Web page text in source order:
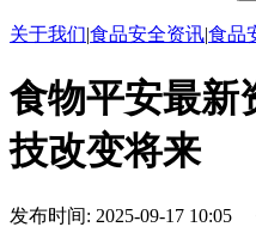
关于我们|食品安全资讯|食品
食物平安最新
技改变将来
发布时间: 2025-09-17 10:05